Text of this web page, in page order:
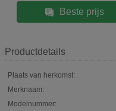
Beste prijs
Productdetails
Plaats van herkomst:
Merknaam:
Modelnummer: